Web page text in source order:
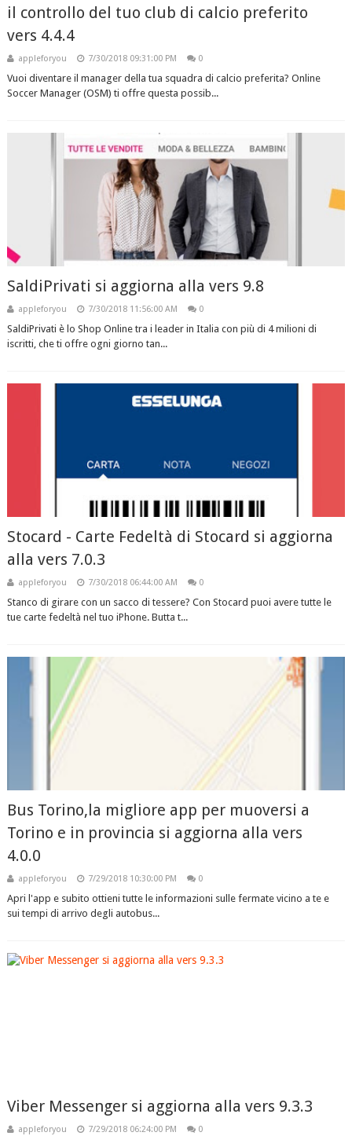
il controllo del tuo club di calcio preferito
vers 4.4.4
appleforyou 7/30/2018 09:31:00 PM 0
Vuoi diventare il manager della tua squadra di calcio preferita? Online
Soccer Manager (OSM) ti offre questa possib...
SaldiPrivati si aggiorna alla vers 9.8
appleforyou 7/30/2018 11:56:00 AM 0
SaldiPrivati è lo Shop Online tra i leader in Italia con più di 4 milioni di
iscritti, che ti offre ogni giorno tan...
Stocard - Carte Fedeltà di Stocard si aggiorna
alla vers 7.0.3
appleforyou 7/30/2018 06:44:00 AM 0
Stanco di girare con un sacco di tessere? Con Stocard puoi avere tutte le
tue carte fedeltà nel tuo iPhone. Butta t...
Bus Torino,la migliore app per muoversi a
Torino e in provincia si aggiorna alla vers
4.0.0
appleforyou 7/29/2018 10:30:00 PM 0
Apri l'app e subito ottieni tutte le informazioni sulle fermate vicino a te e
sui tempi di arrivo degli autobus...
Viber Messenger si aggiorna alla vers 9.3.3
appleforyou 7/29/2018 06:24:00 PM 0